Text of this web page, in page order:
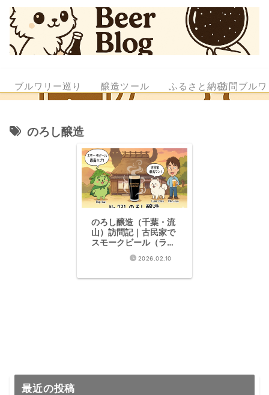
ブルワリー巡り 醸造ツール ふるさと納税訪問ブル
のろし醸造
のろし醸造（千葉・流
山）訪問記｜古民家で
スモークビール（ラオ
ホメルツェン）に感動
2026.02.10
最近の投稿